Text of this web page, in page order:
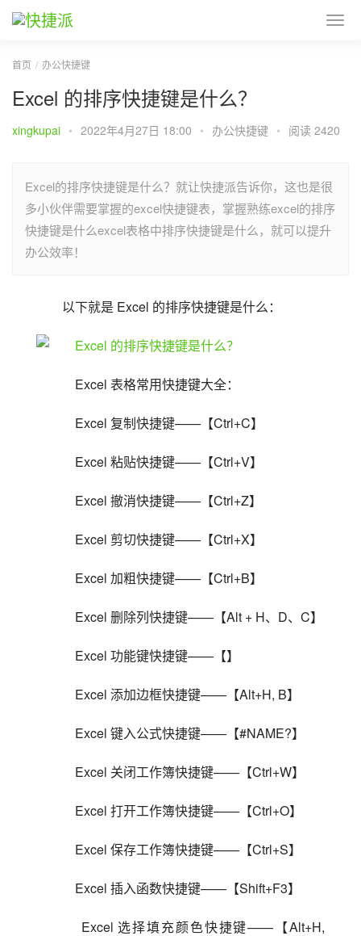
首页 办公快捷键
Excel 的排序快捷键是什么？
xingkupai • 2022年4月27日 18:00 • 办公快捷键 • 阅读 2420
Excel的排序快捷键是什么？就让快捷派告诉你，这也是很
多小伙伴需要掌握的excel快捷键表，掌握熟练excel的排序
快捷键是什么excel表格中排序快捷键是什么，就可以提升
办公效率！
以下就是 Excel 的排序快捷键是什么：
    Excel 表格常用快捷键大全：
    Excel 复制快捷键——【Ctrl+C】
    Excel 粘贴快捷键——【Ctrl+V】
    Excel 撤消快捷键——【Ctrl+Z】
    Excel 剪切快捷键——【Ctrl+X】
    Excel 加粗快捷键——【Ctrl+B】
    Excel 删除列快捷键——【Alt + H、D、C】
    Excel 功能键快捷键——【】
    Excel 添加边框快捷键——【Alt+H, B】
    Excel 键入公式快捷键——【#NAME?】
    Excel 关闭工作簿快捷键——【Ctrl+W】
    Excel 打开工作簿快捷键——【Ctrl+O】
    Excel 保存工作簿快捷键——【Ctrl+S】
    Excel 插入函数快捷键——【Shift+F3】